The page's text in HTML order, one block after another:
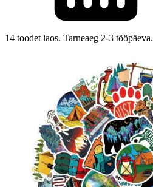
14 toodet laos. Tarneaeg 2-3 tööpäeva.